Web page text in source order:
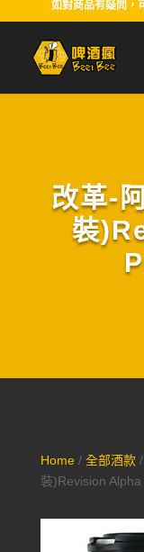
如對商品有疑問，
改革-
裝
Home/ 全部酒款/
裝)Revision